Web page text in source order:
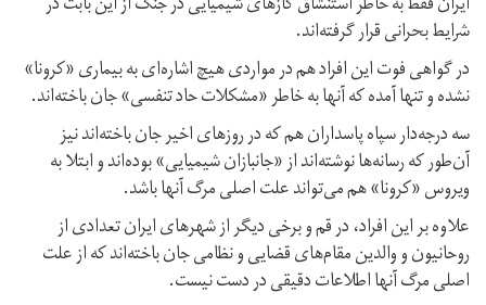
شرایط بحرانی قرار گرفته‌اند.
در گواهی فوت این افراد هم در مواردی هیچ اشاره‌ای به بیماری «کرونا»
نشده و تنها آمده که آنها به خاطر «مشکلات حاد تنفسی» جان باخته‌اند.
سه درجه‌دار سپاه پاسداران هم که در روز‌های اخیر جان باخته‌اند نیز
آن‌طور که رسانه‌ها نوشته‌اند از «جانبازان شیمیایی» بوده‌‌اند و ابتلا به
ویروس «کرونا» هم می‌تواند علت اصلی مرگ آنها باشد.
علاوه بر این افراد، در قم و برخی دیگر از شهر‌های ایران تعدادی از
روحانیون و والدین مقام‌های قضایی و نظامی جان باخته‌اند که از علت
اصلی مرگ آنها اطلاعات دقیقی در دست نیست.